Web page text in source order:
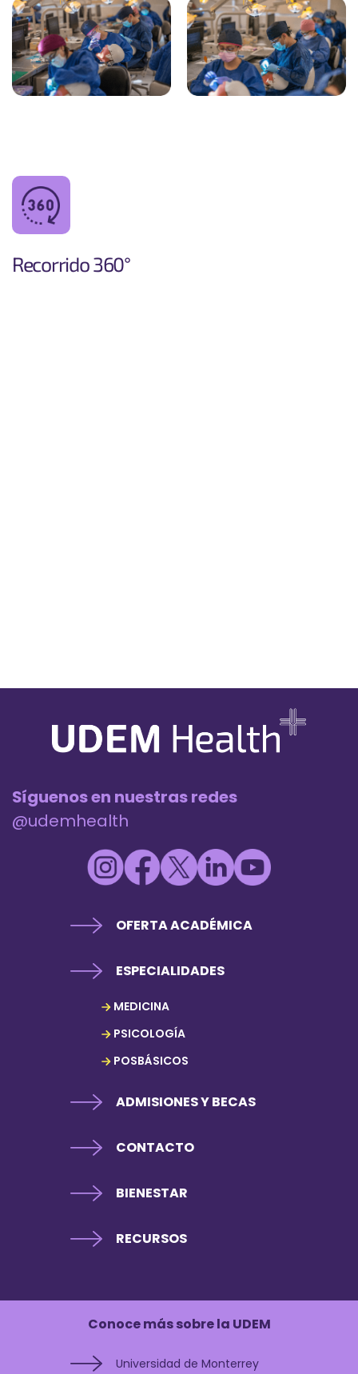
Recorrido 360°
Síguenos en nuestras redes
@udemhealth
OFERTA ACADÉMICA
ESPECIALIDADES
MEDICINA
PSICOLOGÍA
POSBÁSICOS
ADMISIONES Y BECAS
CONTACTO
BIENESTAR
RECURSOS
Conoce más sobre la UDEM
Universidad de Monterrey